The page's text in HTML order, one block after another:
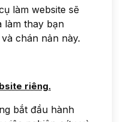
làm website sẽ
làm thay bạn
chán nản này.
riêng.
bắt đầu hành